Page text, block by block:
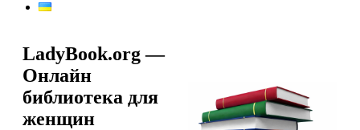
LadyBook.org —
Онлайн
библиотека для
женщин